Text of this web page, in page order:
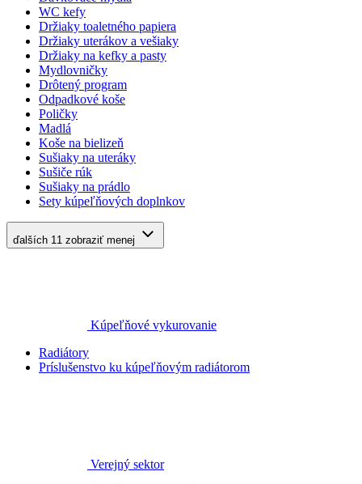
WC kefy
Držiaky toaletného papiera
Držiaky uterákov a vešiaky
Držiaky na kefky a pasty
Mydlovničky
Drôtený program
Odpadkové koše
Poličky
Madlá
Koše na bielizeň
Sušiaky na uteráky
Sušiče rúk
Sušiaky na prádlo
Sety kúpeľňových doplnkov
ďalších 11 zobraziť menej
Kúpeľňové vykurovanie
Radiátory
Príslušenstvo ku kúpeľňovým radiátorom
Verejný sektor